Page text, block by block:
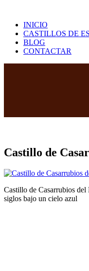
contenidoINICIO
CASTILLOS DE
BLOG
CONTACTAR
Castillo de
Castillo de Casarrubios del
siglos bajo un cielo azul